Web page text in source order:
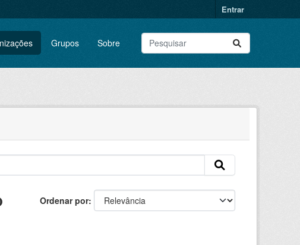
Entrar
Grupos Sobre
Ordenar por